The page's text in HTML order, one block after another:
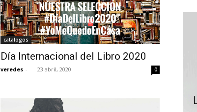
catalogos
Día Internacional del Libro 2020
veredes - 23 abril, 2020 0